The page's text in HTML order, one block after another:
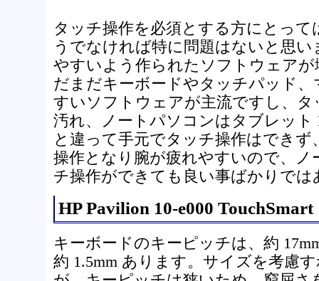
タッチ操作を必須とする方にとっ
うでなければ特に問題はないと思
やすいよう作られたソフトウェア
だまだキーボードやタッチパッド
すいソフトウェアが主流ですし、
汚れ、ノートパソコンはタブレット
と違って手元でタッチ操作はでき
操作となり腕が疲れやすいので、
チ操作ができても良い事ばかりでは
HP Pavilion 10-e000
キーボードのキーピッチは、約
約 1.5mm あります。サイズを考慮